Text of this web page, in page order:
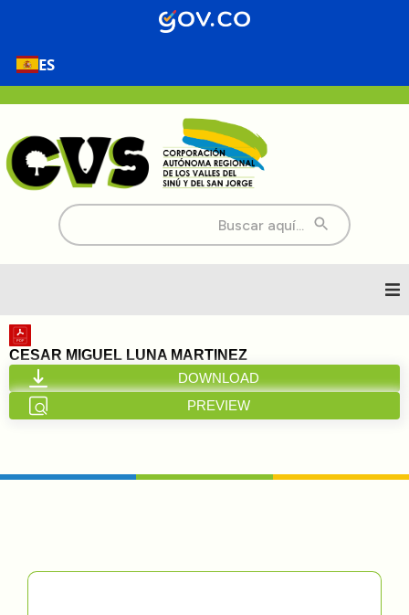
ES
Buscar:
Inicio
Nosotros
Transparencia
Participa
CESAR MIGUEL LUNA MARTINEZ
DOWNLOAD
PREVIEW